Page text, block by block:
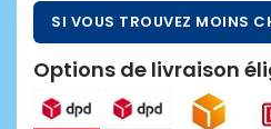
SI VOUS TROUVEZ MOINS
Options de livraison